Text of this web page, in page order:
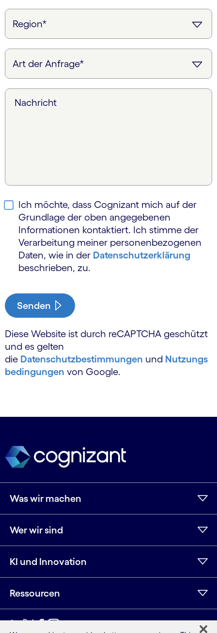
Nachricht
Ich möchte, dass Cognizant mich auf der
Grundlage der oben angegebenen
Informationen kontaktiert. Ich stimme der
Verarbeitung meiner personen­bezogenen
Daten, wie in der Daten­schutz­erklärung
beschrieben, zu.
Senden
Diese Website ist durch reCAPTCHA geschützt
und es gelten
die Datenschutzbestimmungen und Nutzungs
bedingungen von Google.
Was wir machen
Wer wir sind
KI und Innovation
Ressourcen